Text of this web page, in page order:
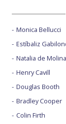
Monica Bellucci
Estíbaliz
Natalia de Molina
Henry Cavill
Douglas Booth
Bradley Cooper
Colin Firth